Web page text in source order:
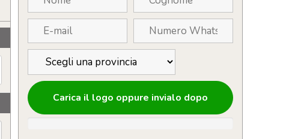
Carica il logo oppure invialo dopo